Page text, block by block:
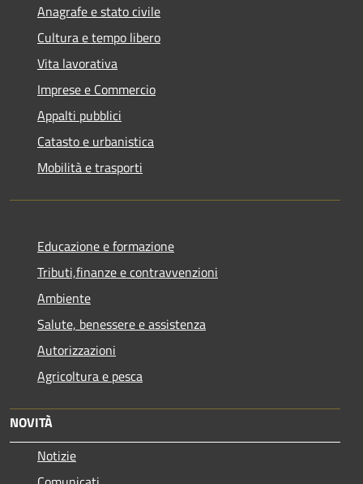
Anagrafe e stato civile
Cultura e tempo libero
Vita lavorativa
Imprese e Commercio
Appalti pubblici
Catasto e urbanistica
Mobilità e trasporti
Educazione e formazione
Tributi,finanze e contravvenzioni
Ambiente
Salute, benessere e assistenza
Autorizzazioni
Agricoltura e pesca
NOVITÀ
Notizie